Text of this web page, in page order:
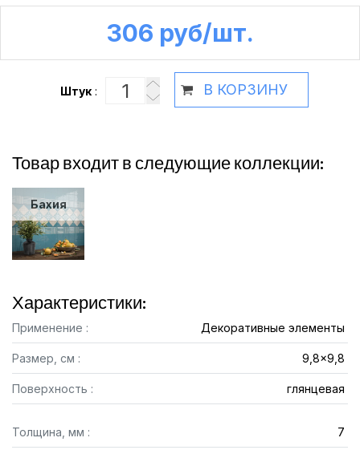
306 руб /шт.
Штук: В КОРЗИНУ
Товар входит в следующие коллекции:
Бахия
Характеристики:
Применение : Декоративные элементы
Размер, см : 9,8x9,8
Поверхность : глянцевая
Толщина, мм : 7